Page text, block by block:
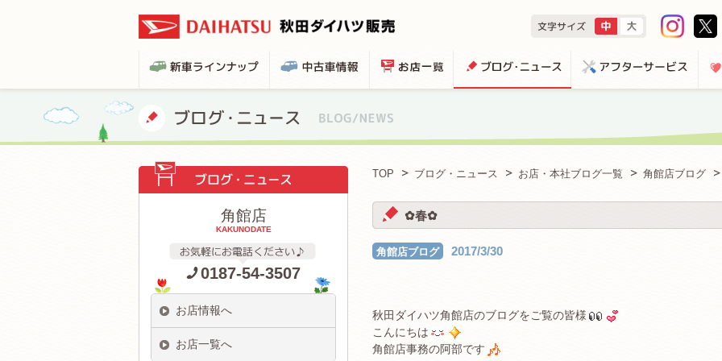
TOP ブログ・ニュース お店・本社ブログ一覧 角館店ブログ
✿春✿
角館店ブログ 2017/3/30
秋田ダイハツ角館店のブログをご覧の皆様
こんにちは
角館店事務の阿部です
角館店
KAKUNODATE
0187-54-3507
お店情報へ
お店一覧へ